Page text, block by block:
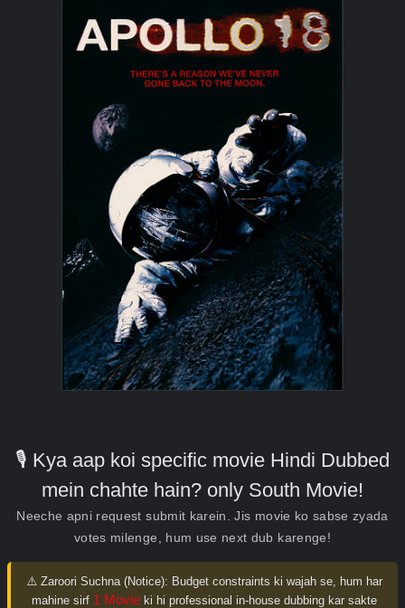
🎙️ Kya aap koi specific movie Hindi Dubbed
mein chahte hain? only South Movie!
Neeche apni request submit karein. Jis movie ko sabse zyada
votes milenge, hum use next dub karenge!
⚠️ Zaroori Suchna (Notice): Budget constraints ki wajah se, hum har
mahine sirf 1 Movie ki hi professional in-house dubbing kar sakte